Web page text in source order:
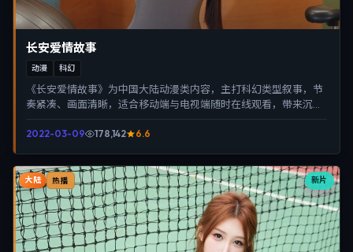
长安爱情故事
动漫 科幻
《长安爱情故事》为中国大陆动漫类内容，主打科幻类型叙事，节
奏紧凑、画面清晰，适合移动端与电视端随时在线观看，带来沉浸
2022-03-09 178,142 6.6
新片
大陆 热播